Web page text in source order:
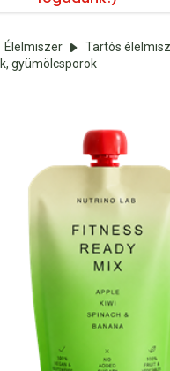
Élelmiszer
Tartós
gyümölcsporok